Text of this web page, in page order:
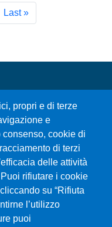
page
Last »Last page
propri e di terze
e
cookie di
di terzi
delle attività
rifiutare i cookie
su “Rifiuta
l’utilizzo
puoi